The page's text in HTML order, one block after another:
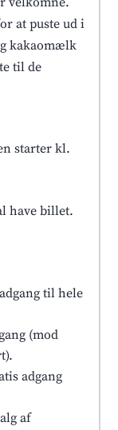
at puste ud i
kakaomælk
til de
starter kl.
have billet.
til hele
(mod
adgang
af